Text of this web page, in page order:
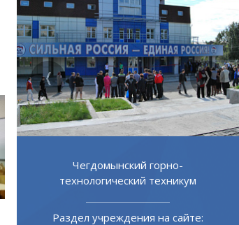
Хабаровский дорожно-
строительный техникум
Раздел учреждения на сайте: